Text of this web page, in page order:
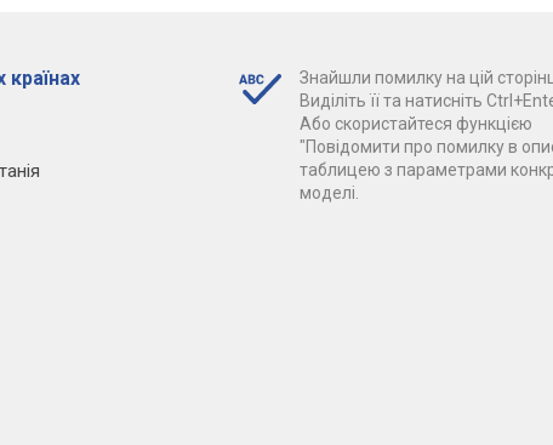
країнах
Знайшли помилку на цій
Виділіть її та натисніть
Або скористайтеся функцією
"Повідомити про помилку в
таблицею з параметрами
моделі.